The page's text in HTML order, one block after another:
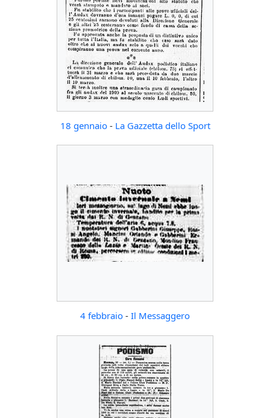
18 gennaio- La Gazzetta dello Sport
4 febbraio - Il Messaggero